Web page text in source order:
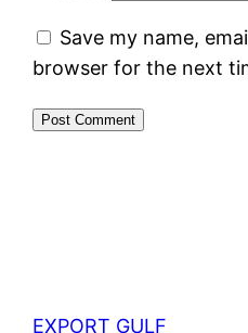
Save my name,
browser for the next
EXPORT GULF